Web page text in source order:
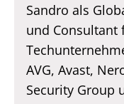
Sandro als
und Consultant
AVG, Avast,
Security Group